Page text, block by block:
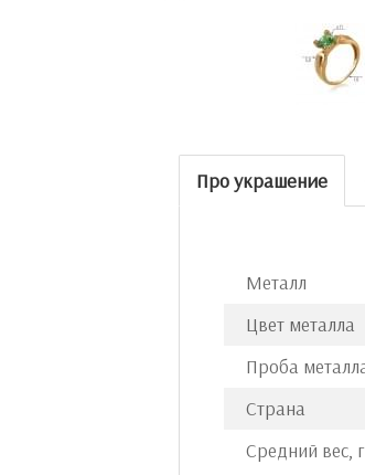
Про украшение
Металл
Цвет металла
Проба
Страна
Средний вес,